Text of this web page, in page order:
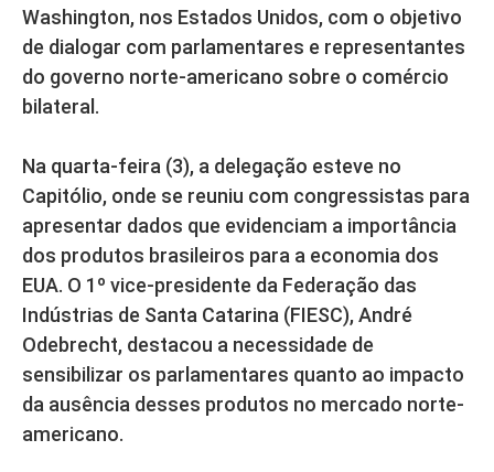
Washington, nos Estados Unidos, com o objetivo
de dialogar com parlamentares e representantes
do governo norte-americano sobre o comércio
bilateral.
Na quarta-feira (3), a delegação esteve no
Capitólio, onde se reuniu com congressistas para
apresentar dados que evidenciam a importância
dos produtos brasileiros para a economia dos
EUA. O 1º vice-presidente da Federação das
Indústrias de Santa Catarina (FIESC), André
Odebrecht, destacou a necessidade de
sensibilizar os parlamentares quanto ao impacto
da ausência desses produtos no mercado norte-
americano.